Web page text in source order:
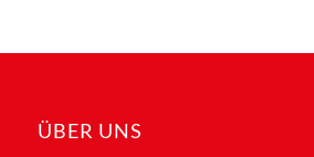
ÜBER UNS